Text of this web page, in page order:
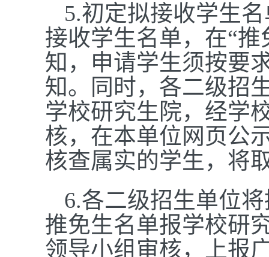
5.初定拟接收学生
接收学生名单，在“
知，申请学生须按要
知。同时，各二级招
学校研究生院，经学
核，在本单位网页公
核查属实的学生，将
6.各二级招生单位
推免生名单报学校研
领导小组审核，上报